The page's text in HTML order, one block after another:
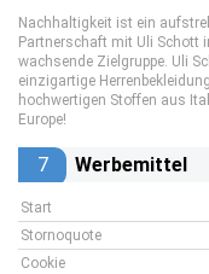
Nachhaltigkeit ist ein
Partnerschaft mit Uli Schott
wachsende Zielgruppe. Uli
einzigartige
hochwertigen Stoffen aus
Europe!
7 Werbemittel
Start
Stornoquote
Cookie